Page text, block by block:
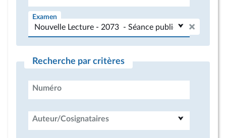
Examen
Recherche par critères
Numéro
Auteur/Cosignataires